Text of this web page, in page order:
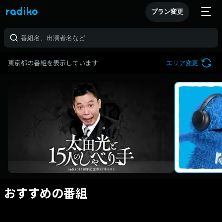
プラン変更
東京都の番組を表示しています エリア変更
おすすめの番組